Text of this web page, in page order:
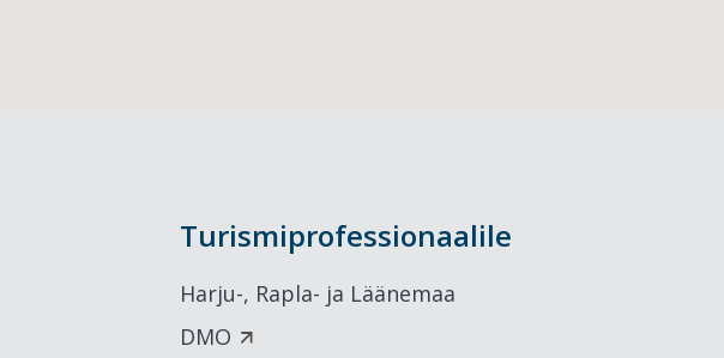
Turismiprofessionaalile
Harju-, Rapla- ja Läänemaa
DMO